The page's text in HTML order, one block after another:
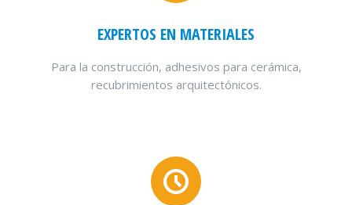
EXPERTOS EN MATERIALES
Para la construcción, adhesivos para cerámica,
recubrimientos arquitectónicos.